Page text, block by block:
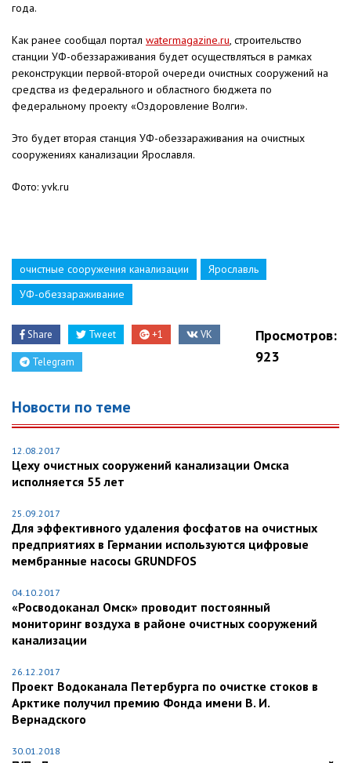
года.
Как ранее сообщал портал watermagazine.ru, строительство
станции УФ-обеззараживания будет осуществляться в рамках
реконструкции первой-второй очереди очистных сооружений на
средства из федерального и областного бюджета по
федеральному проекту «Оздоровление Волги».
Это будет вторая станция УФ-обеззараживания на очистных
сооружениях канализации Ярославля.
Фото: yvk.ru
очистные сооружения канализации
Ярославль
УФ-обеззараживание
Share Tweet +1 VK
Telegram
Просмотров:
923
Новости по теме
12.08.2017
Цеху очистных сооружений канализации Омска
исполняется 55 лет
25.09.2017
Для эффективного удаления фосфатов на очистных
предприятиях в Германии используются цифровые
мембранные насосы GRUNDFOS
04.10.2017
«Росводоканал Омск» проводит постоянный
мониторинг воздуха в районе очистных сооружений
канализации
26.12.2017
Проект Водоканала Петербурга по очистке стоков в
Арктике получил премию Фонда имени В. И.
Вернадского
30.01.2018